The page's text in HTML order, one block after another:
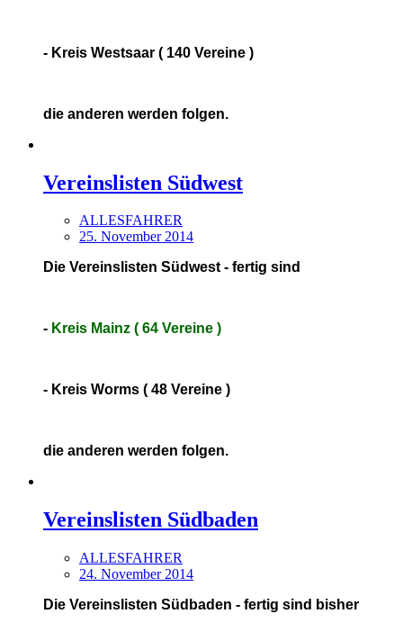
- Kreis Westsaar ( 140 Vereine )
die anderen werden folgen.
Vereinslisten Südwest
ALLESFAHRER
25. November 2014
Die Vereinslisten Südwest - fertig sind
- Kreis Mainz ( 64 Vereine )
- Kreis Worms ( 48 Vereine )
die anderen werden folgen.
Vereinslisten Südbaden
ALLESFAHRER
24. November 2014
Die Vereinslisten Südbaden - fertig sind bisher